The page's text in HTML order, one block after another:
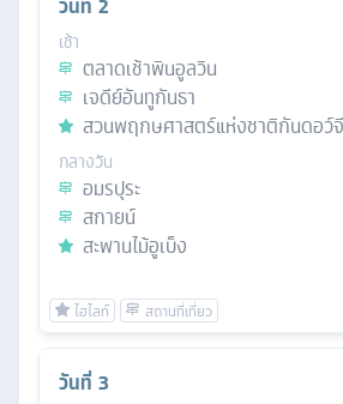
เช้า
ตลาดเช้าพินอูลวิน
เจดีย์อันทูกันธา
สวนพฤกษศาสตร์แห่งชาติกันดอว์จี
กลางวัน
อมรปุระ
สกายน์
สะพานไม้อูเบ็ง
วันที่ 3